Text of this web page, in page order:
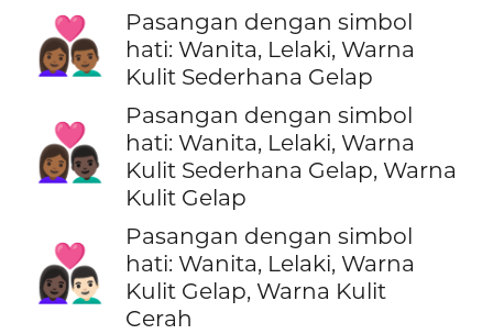
👩🏾‍❤️‍👨🏾
Pasangan dengan simbol
hati: Wanita, Lelaki, Warna
Kulit Sederhana Gelap
👩🏾‍❤️‍👨🏿
Pasangan dengan simbol
hati: Wanita, Lelaki, Warna
Kulit Sederhana Gelap, Warna
Kulit Gelap
👩🏿‍❤️‍👨🏻
Pasangan dengan simbol
hati: Wanita, Lelaki, Warna
Kulit Gelap, Warna Kulit
Cerah